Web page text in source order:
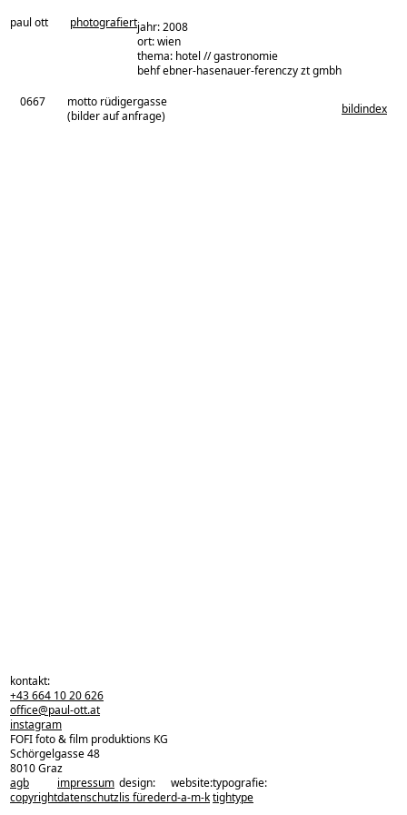
paul ott photografiertjahr: 2008
ort: wien
thema: hotel // gastronomie
architekturbüro:
behf ebner-hasenauer-ferenczy zt gmbh
0667
motto rüdigergasse
(bilder auf anfrage)
bildindex
zurück zu den projekten
kontakt:
+43 664 10 20 626
office@paul-ott.at
instagram
FOFI foto & film produktions KG
Schörgelgasse 48
8010 Graz
agb
copyright
impressum
datenschutz
design:
lis füreder
website:
d-a-m-k
typografie:
tightype